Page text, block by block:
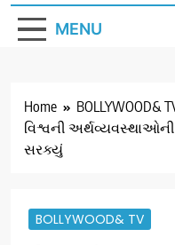
MENU
Home
BOLLYWOOD&
વિશ્વની
સરક્યું
BOLLYWOOD& TV